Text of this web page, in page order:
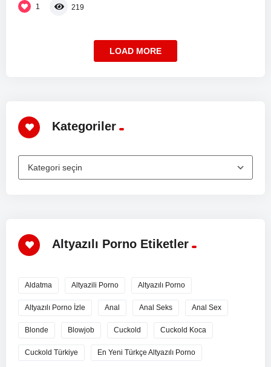
1 219
LOAD MORE
Kategoriler
Altyazılı Porno Etiketler
Aldatma Altyazili Porno Altyazılı Porno
Altyazılı Porno İzle Anal Anal Seks Anal Sex
Blonde Blowjob Cuckold Cuckold Koca
Cuckold Türkiye En Yeni Türkçe Altyazılı Porno